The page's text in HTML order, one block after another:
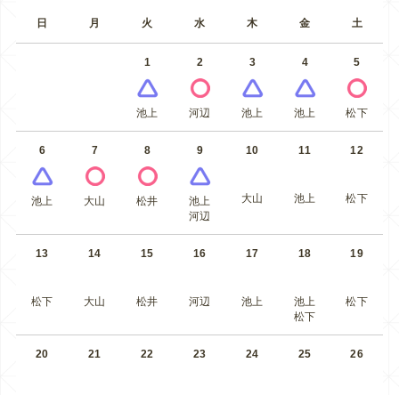
日 月 火 水 木 金 土
1
池上
2
河辺
3
池上
4
池上
5
松下
6
池上
7
大山
8
松井
9
池上
河辺
10
大山
11
池上
12
松下
13
松下
14
大山
15
松井
16
河辺
17
池上
18
池上
松下
19
松下
20 21 22 23 24 25 26